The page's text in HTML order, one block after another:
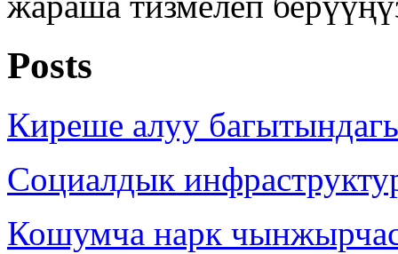
Posts
Киреше алуу
Социалдык
Кошумча нарк